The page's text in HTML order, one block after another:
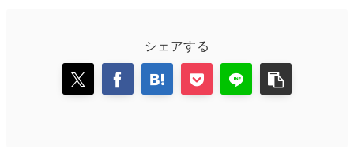
シェアする